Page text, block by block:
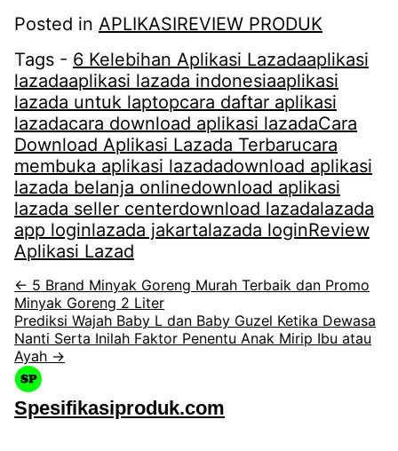
Posted in APLIKASIREVIEW PRODUK
Tags - 6 Kelebihan Aplikasi Lazadaaplikasi
lazadaaplikasi lazada indonesiaaplikasi
lazada untuk laptopcara daftar aplikasi
lazadacara download aplikasi lazadaCara
Download Aplikasi Lazada Terbarucara
membuka aplikasi lazadadownload aplikasi
lazada belanja onlinedownload aplikasi
lazada seller centerdownload lazadalazada
app loginlazada jakartalazada loginReview
Aplikasi Lazad
← 5 Brand Minyak Goreng Murah Terbaik dan Promo
Minyak Goreng 2 Liter
Prediksi Wajah Baby L dan Baby Guzel Ketika Dewasa
Nanti Serta Inilah Faktor Penentu Anak Mirip Ibu atau
Ayah →
Spesifikasiproduk.com